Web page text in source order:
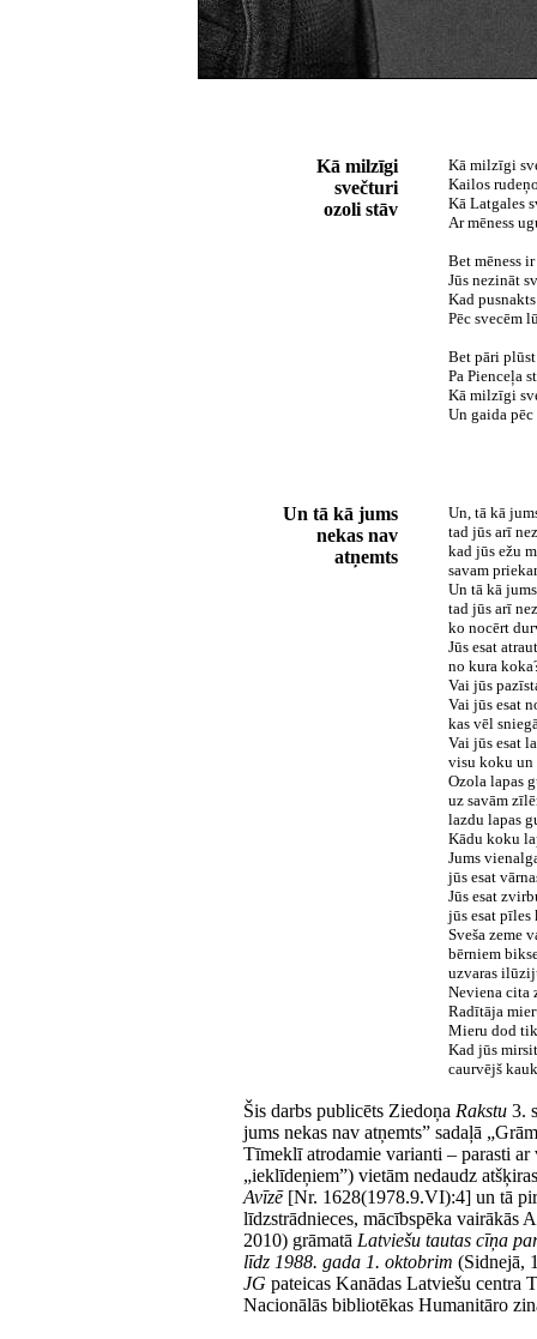
Kā milzīgi
svečturi
ozoli stāv
Kā milzīgi
Kailos
Kā Latgales
Ar mēness
Bet mēness
Jūs nezināt
Kad
Pēc svecēm
Bet pāri
Pa Pienceļa
Kā milzīgi
Un gaida pēc
Un tā kā jums
nekas nav
atņemts
Un, tā kā
tad jūs arī
kad jūs ežu
savam
Un tā kā
tad jūs arī
ko nocērt
Jūs esat
no kura
Vai jūs
Vai jūs esat
kas vēl
Vai jūs esat
visu koku un
Ozola lapas
uz savām
lazdu lapas
Kādu koku
Jums
jūs esat
Jūs esat
jūs esat
Sveša zeme
bērniem
uzvaras
Neviena cita
Radītāja
Mieru dod
Kad jūs
caurvējš
Šis darbs publicēts Ziedoņa Rakstu3.
jums nekas nav atņemts” sadaļā
Tīmeklī atrodamie varianti – parasti
„ieklīdeņiem”) vietām nedaudz
Avīzē[Nr. 1628(1978.9.VI):4] un tā
līdzstrādnieces, mācībspēka vairākās
2010) grāmatā Latviešu tautas cīņa
līdz 1988. gada 1. oktobrim (Sidnejā,
JG pateicas Kanādas Latviešu
Nacionālās bibliotēkas Humanitāro